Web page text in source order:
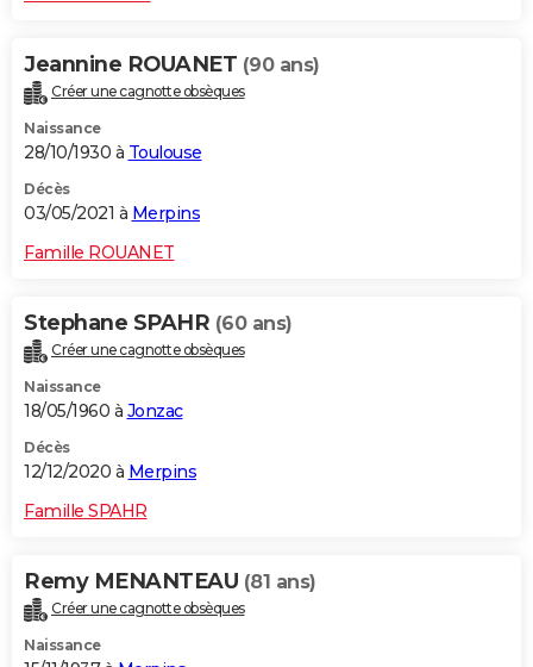
Jeannine ROUANET (90 ans)
Créer une cagnotte obsèques
Naissance
28/10/1930 à Toulouse
Décès
03/05/2021 à Merpins
Famille ROUANET
Stephane SPAHR (60 ans)
Créer une cagnotte obsèques
Naissance
18/05/1960 à Jonzac
Décès
12/12/2020 à Merpins
Famille SPAHR
Remy MENANTEAU (81 ans)
Créer une cagnotte obsèques
Naissance